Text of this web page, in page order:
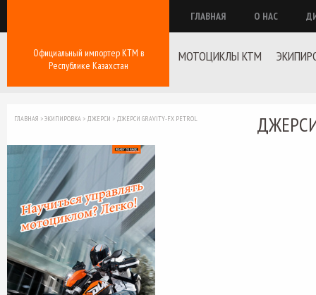
Официальный импортер КТМ в
Республике Казахстан
ГЛАВНАЯ О НАС
МОТОЦИКЛЫ KTM
ГЛАВНАЯ >ЭКИПИРОВКА > ДЖЕРСИ > ДЖЕРСИ GRAVITY-FX PETROL ДЖЕРСИ